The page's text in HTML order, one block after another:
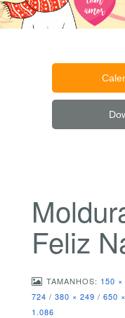
Feliz
TAMANHOS: 150 ×
724 / 380 × 249 / 650
1.086